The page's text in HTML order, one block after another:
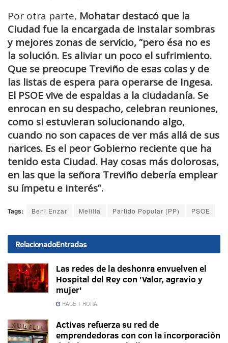
Por otra parte, Mohatar destacó que la
Ciudad fue la encargada de instalar sombras
y mejores zonas de servicio, “pero ésa no es
la solución. Es aliviar un poco el sufrimiento.
Que se preocupe Treviño de esas colas y de
las listas de espera para operarse de Ingesa.
El PSOE vive de espaldas a la ciudadanía. Se
enrocan en su despacho, celebran reuniones,
como si estuvieran solucionando algo,
cuando no son capaces de ver más allá de sus
narices. Es el peor Gobierno reciente que ha
tenido esta Ciudad. Hay cosas más dolorosas,
en las que la señora Treviño debería emplear
su ímpetu e interés”.
Tags: Beni Enzar Melilla Partido Popular (PP) PSOE
RelacionadoEntradas
Las redes de la deshonra envuelven el
Hospital del Rey con 'Valor, agravio y
mujer'
HACE 1 HORA
Activas refuerza su red de
emprendedoras con con la incorporación